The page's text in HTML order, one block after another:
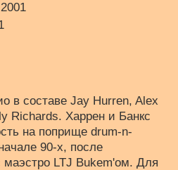
в составе Jay Hurren, Alex
Richards. Харрен и Банкс
на поприще drum-n-
90-х, после
LTJ Bukem'ом. Для